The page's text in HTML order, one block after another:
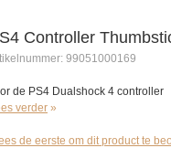
Controller
99051000169
de PS4 Dualshock 4 controller
verder
de eerste om dit product te